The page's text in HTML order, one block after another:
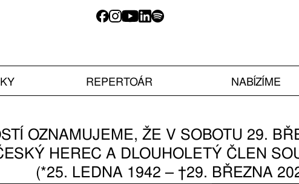
REPERTOÁR NABÍZÍME
OZNAMUJEME, ŽE V SOBOTU 29.
HEREC A DLOUHOLETÝ ČLEN
(*25. LEDNA 1942 – †29. BŘEZNA